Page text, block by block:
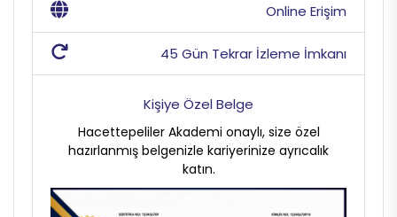
Online Erişim
45 Gün Tekrar İzleme İmkanı
Kişiye Özel Belge
Hacettepeliler Akademi onaylı, size özel
hazırlanmış belgenizle kariyerinize ayrıcalık
katın.